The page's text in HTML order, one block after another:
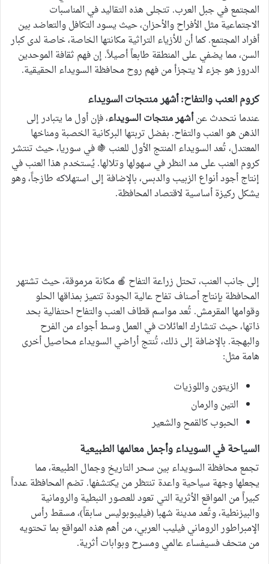
المجتمع في جبل العرب. تتجلى هذه التقاليد في المناسبات
الاجتماعية مثل الأفراح والأحزان، حيث يسود التكافل والتعاضد بين
أفراد المجتمع. كما أن للأزياء التراثية مكانتها الخاصة، خاصة لدى كبار
السن، مما يضفي على المنطقة طابعاً أصيلاً. إن فهم ثقافة الموحدين
الدروز هو جزء لا يتجزأ من فهم روح محافظة السويداء الحقيقية.
كروم العنب والتفاح: أشهر منتجات السويداء
عندما نتحدث عنأشهر منتجات السويداء، فإن أول ما يتبادر إلى
الذهن هو العنب والتفاح. بفضل تربتها البركانية الخصبة ومناخها
المعتدل، تُعد السويداء المنتج الأول للعنب 🍇 في سوريا، حيث تنتشر
كروم العنب على مد النظر في سهولها وتلالها. يُستخدم هذا العنب في
إنتاج أجود أنواع الزبيب والدبس، بالإضافة إلى استهلاكه طازجاً، وهو
يشكل ركيزة أساسية لاقتصاد المحافظة.
إلى جانب العنب، تحتل زراعة التفاح 🍎 مكانة مرموقة، حيث تشتهر
المحافظة بإنتاج أصناف تفاح عالية الجودة تتميز بمذاقها الحلو
وقوامها المقرمش. تُعد مواسم قطاف العنب والتفاح احتفالية بحد
ذاتها، حيث تتشارك العائلات في العمل وسط أجواء من الفرح
والبهجة. بالإضافة إلى ذلك، تُنتج أراضي السويداء محاصيل أخرى
هامة مثل:
الزيتون واللوزيات
التين والرمان
الحبوب كالقمح والشعير
السياحة في السويداء وأجمل معالمها الطبيعية
تجمع محافظة السويداء بين سحر التاريخ وجمال الطبيعة، مما
يجعلها وجهة سياحية واعدة تنتظر من يكتشفها. تضم المحافظة عدداً
كبيراً من المواقع الأثرية التي تعود للعصور النبطية والرومانية
والبيزنطية، وتُعد مدينة شهبا (فيليبوبوليس سابقاً)، مسقط رأس
الإمبراطور الروماني فيليب العربي، من أهم هذه المواقع بما تحتويه
من متحف فسيفساء عالمي ومسرح وبوابات أثرية.